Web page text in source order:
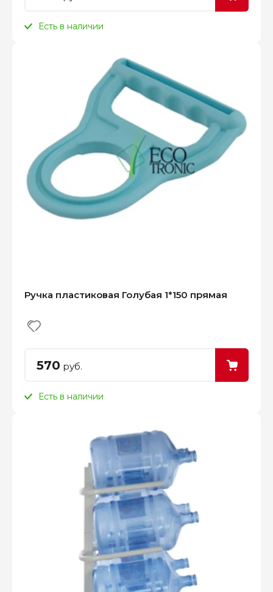
Есть в наличии
Ручка пластиковая Голубая 1*150 прямая
570 руб.
Есть в наличии